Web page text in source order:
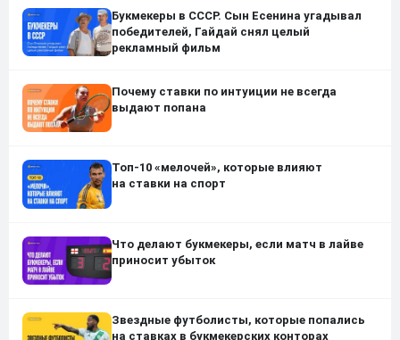
Букмекеры в СССР. Сын Есенина угадывал
победителей, Гайдай снял целый
рекламный фильм
Почему ставки по интуиции не всегда
выдают попана
Топ-10 «мелочей», которые влияют
на ставки на спорт
Что делают букмекеры, если матч в лайве
приносит убыток
Звездные футболисты, которые попались
на ставках в букмекерских конторах